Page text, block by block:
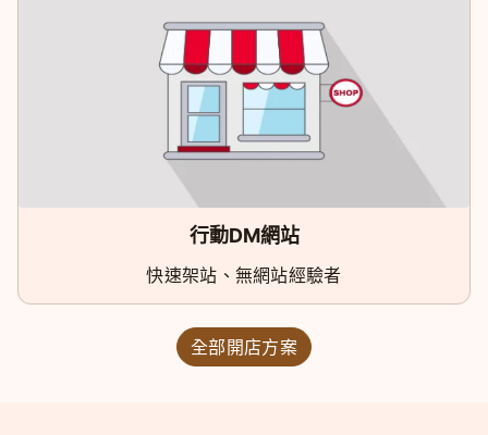
行動DM網站
快速架站、無網站經驗者
全部開店方案